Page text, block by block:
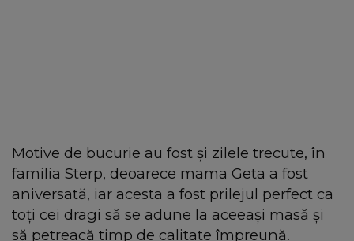
Motive de bucurie au fost și zilele trecute, în
familia Sterp, deoarece mama Geta a fost
aniversată, iar acesta a fost prilejul perfect ca
toți cei dragi să se adune la aceeași masă și
să petreacă timp de calitate împreună.